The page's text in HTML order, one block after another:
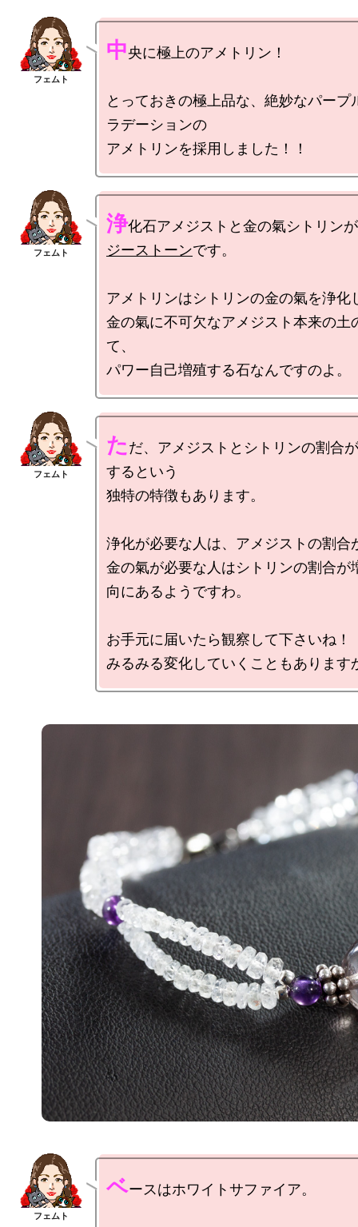
中央に極上のアメトリン！
とっておきの極上品な、絶妙なパープ
ラデーションの
浄化石アメジストと金の氣シトリン
ジーストーンです。
アメトリンはシトリンの金の氣を浄化
金の氣に不可欠なアメジスト本来の土
て、
ただ、アメジストとシトリンの割合
するという
独特の特徴もあります。
浄化が必要な人は、アメジストの割合
金の氣が必要な人はシトリンの割合が
向にあるようですわ。
お手元に届いたら観察して下さいね！
ベースはホワイトサファイア。